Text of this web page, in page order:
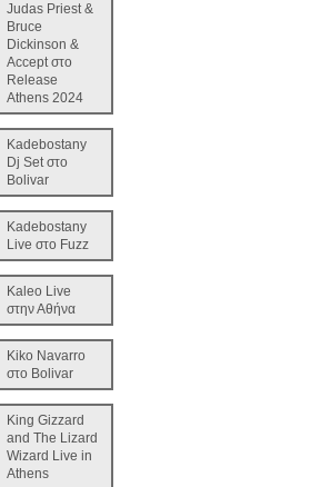
Judas Priest &
Bruce
Dickinson &
Accept στο
Release
Athens 2024
Kadebostany
Dj Set στο
Bolivar
Kadebostany
Live στο Fuzz
Kaleo Live
στην Αθήνα
Kiko Navarro
στο Bolivar
King Gizzard
and The Lizard
Wizard Live in
Athens